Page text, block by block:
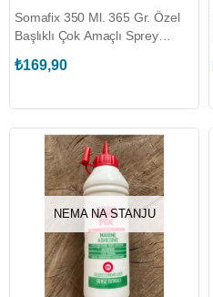
Somafix 350 Ml. 365 Gr. Özel
Başlıklı Çok Amaçlı Sprey
₺169,90
NEMA NA STANJU